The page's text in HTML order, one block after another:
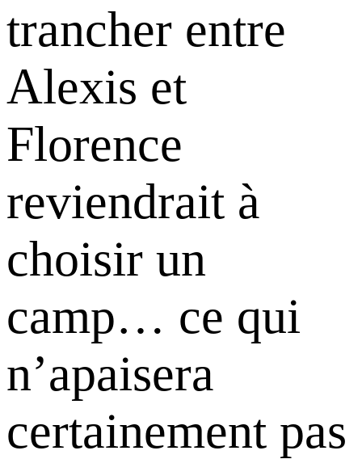
trancher entre
Alexis et
Florence
reviendrait à
choisir un
camp… ce qui
n’apaisera
certainement pas